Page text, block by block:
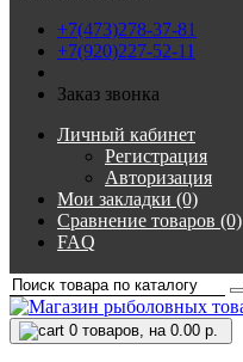
+7(473)278-37-81
+7(920)227-52-11
Заказ звонка
Личный кабинет
Регистрация
Авторизация
Мои закладки (0)
Сравнение товаров (0)
FAQ
0 товаров, на 0.00 р.